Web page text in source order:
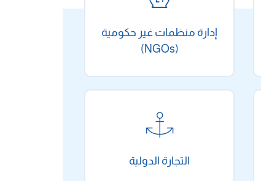
إدارة منظمات غير حكومية
(NGOs)
التجارة الدولية